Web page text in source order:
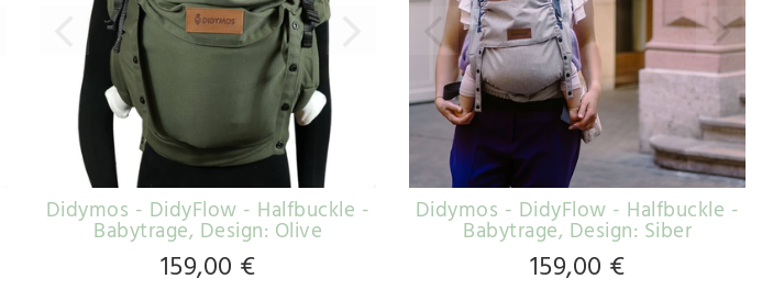
Didymos - DidyFlow - Halfbuckle -
Babytrage, Design: Olive
159,00 €
Didymos - DidyFlow - Halfbuckle -
Babytrage, Design: Siber
159,00 €